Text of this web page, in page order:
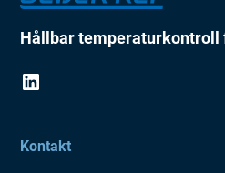
Hållbar temperaturkontroll
Kontakt